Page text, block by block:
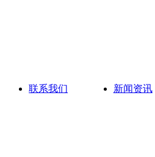
联系我们 新闻资讯